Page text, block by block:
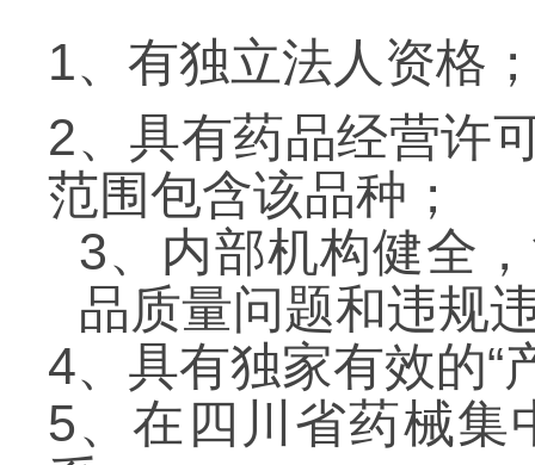
1、有独立法人资格
2、具有药品经营许
范围包含该品种；
3、内部机构健全
品质量问题和违规
4、具有独家有效的“
5、在四川省药械集